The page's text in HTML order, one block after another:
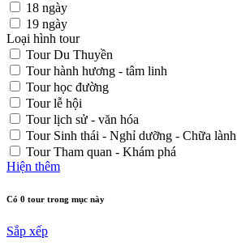
18 ngày
19 ngày
Loại hình tour
Tour Du Thuyền
Tour hành hương - tâm linh
Tour học đường
Tour lễ hội
Tour lịch sử - văn hóa
Tour Sinh thái - Nghỉ dưỡng - Chữa lành
Tour Tham quan - Khám phá
Hiện thêm
Có 0 tour trong mục này
Sắp xếp